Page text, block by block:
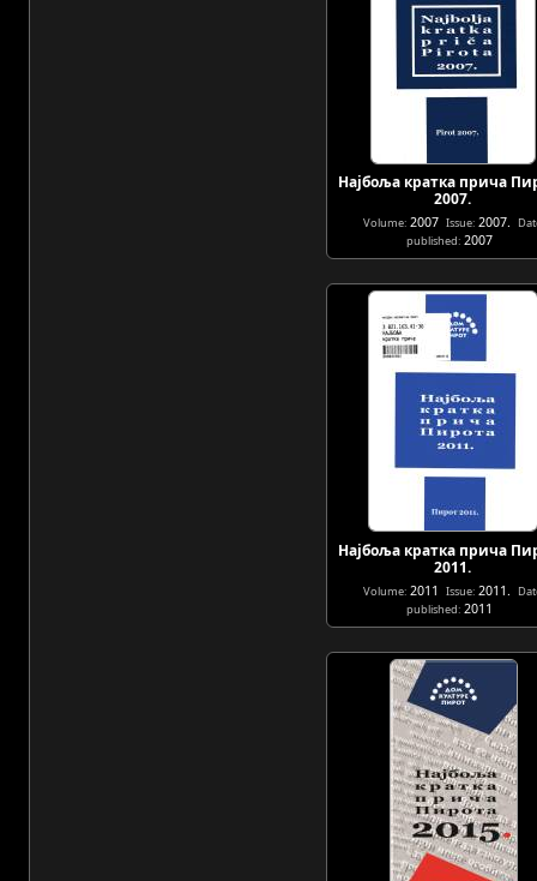
Најбоља кратка прича
2007.
Volume:2007 Issue:2007.
published: 2007
Најбоља кратка прича
2011.
Volume:2011 Issue:2011.
published: 2011